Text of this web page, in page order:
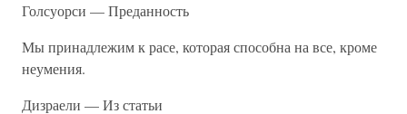
Голсуорси — Преданность
Мы принадлежим к расе, которая способна на все, кроме
неумения.
Дизраели — Из статьи